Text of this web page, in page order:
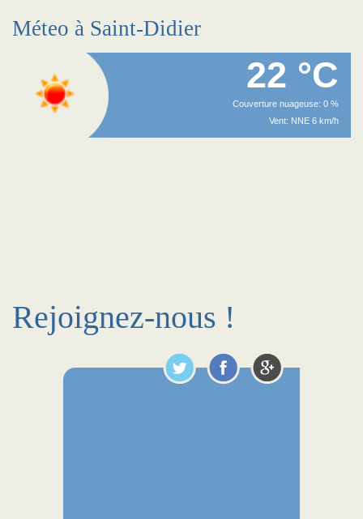
Méteo à Saint-Didier
22 °C
Couverture nuageuse: 0 %
Vent: NNE 6 km/h
Rejoignez-nous !